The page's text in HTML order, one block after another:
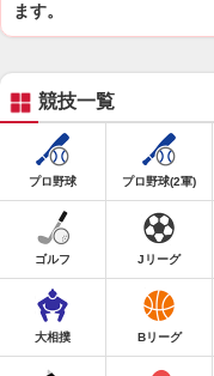
ます。
競技一覧
プロ野球 プロ野球(2軍)
ゴルフ Jリーグ
大相撲 Bリーグ